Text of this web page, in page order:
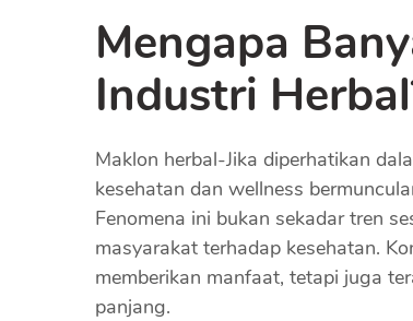
Mengapa
Industri
Maklon herbal-Jika diperhatikan
kesehatan dan wellness
Fenomena ini bukan sekadar tren
masyarakat terhadap kesehatan.
memberikan manfaat, tetapi juga
panjang.